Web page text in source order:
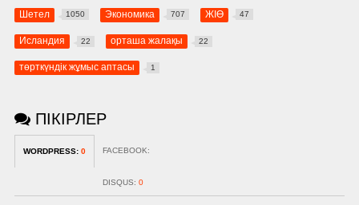
Шетел 1050 Экономика 707 ЖІӨ 47
Исландия 22 орташа жалақы 22
төрткүндік жұмыс аптасы 1
ПІКІРЛЕР
WORDPRESS: 0 FACEBOOK:
DISQUS: 0